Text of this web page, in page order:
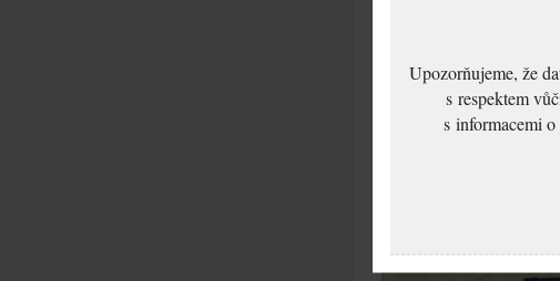
Upozorňujeme, že
s respektem
s informacemi